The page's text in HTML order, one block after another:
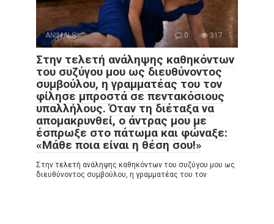
ANIMALS 0 317
Στην τελετή ανάληψης καθηκόντων
του συζύγου μου ως διευθύνοντος
συμβούλου, η γραμματέας του τον
φίλησε μπροστά σε πεντακόσιους
υπαλλήλους. Όταν τη διέταξα να
απομακρυνθεί, ο άντρας μου με
έσπρωξε στο πάτωμα και φώναξε:
«Μάθε ποια είναι η θέση σου!»
Στην τελετή ανάληψης καθηκόντων του συζύγου μου ως
διευθύνοντος συμβούλου, η γραμματέας του τον